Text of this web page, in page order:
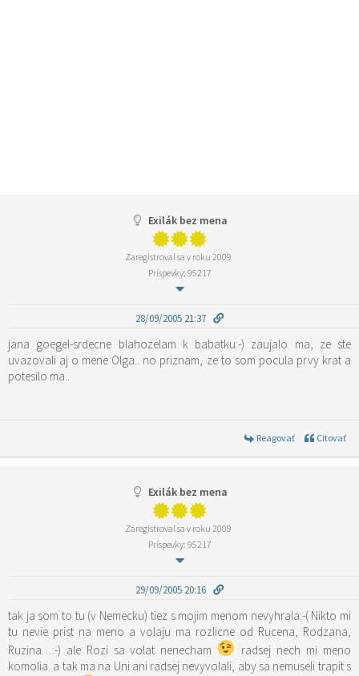
Exilák bez mena
Zaregistroval sa v roku 2009
Príspevky: 95217
28/09/2005 21:37
jana goegel-srdecne blahozelam k babatku:-) zaujalo ma, ze ste
uvazovali aj o mene Olga.. no priznam, ze to som pocula prvy krat a
potesilo ma..
Reagovať Citovať
Exilák bez mena
Zaregistroval sa v roku 2009
Príspevky: 95217
29/09/2005 20:16
tak ja som to tu (v Nemecku) tiez s mojim menom nevyhrala:-( Nikto mi
tu nevie prist na meno a volaju ma rozlicne od Rucena, Rodzana,
Ruzina…:-) ale Rozi sa volat nenecham
radsej nech mi meno
komolia. a tak ma na Uni ani radsej nevyvolali, aby sa nemuseli trapit s